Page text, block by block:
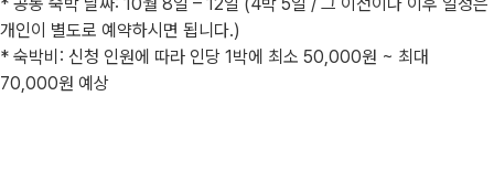
개인이 별도로 예약하시면 됩니다.)
* 숙박비: 신청 인원에 따라 인당 1박에 최소 50,000원 ~ 최대
70,000원 예상